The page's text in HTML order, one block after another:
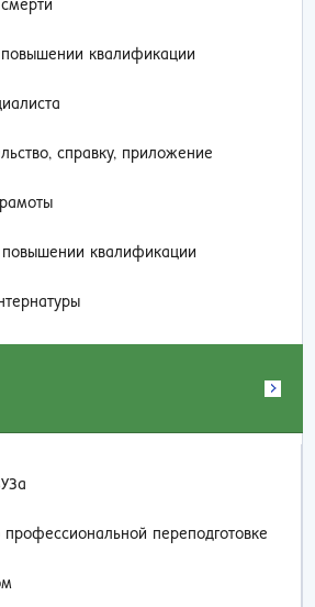
повышении квалификации
справку, приложение
повышении квалификации
переподготовке